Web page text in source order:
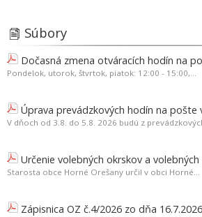
Súbory
Dočasná zmena otváracích hodín na
Pondelok, utorok, štvrtok, piatok: 12:00 - 15:00,...
Úprava prevádzkových hodín na pošte
V dňoch od 3.8. do 5.8. 2026 budú z
Určenie volebných okrskov a
Starosta obce Horné Orešany určil v obci Horné...
Zápisnica OZ č.4/2026 zo dňa 16.7.2026